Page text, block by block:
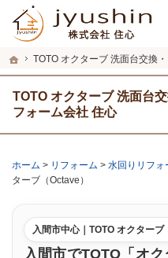
ホーム
TOTO オクターブ 洗面台交換・
TOTO オクターブ 洗面台
フォーム会社 住心
プロの目線からご提案。入間市・所
入間市・所沢市・川越市のリフォー
ホーム > リフォーム > 水回りリフォ
ターブ（Octave）
入間市中心｜TOTO オクターブ
入間市でTOTO「オ